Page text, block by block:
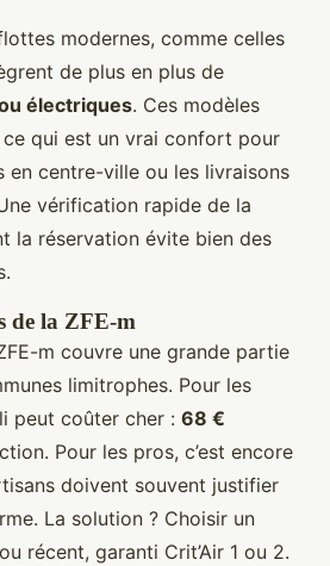
modernes, comme celles
de plus en plus de
électriques. Ces modèles
qui est un vrai confort pour
en centre-ville ou les livraisons
vérification rapide de la
la réservation évite bien des
de la ZFE-m
m couvre une grande partie
limitrophes. Pour les
peut coûter cher : 68 €
Pour les pros, c’est encore
doivent souvent justifier
La solution ? Choisir un
récent, garanti Crit’Air 1 ou 2.